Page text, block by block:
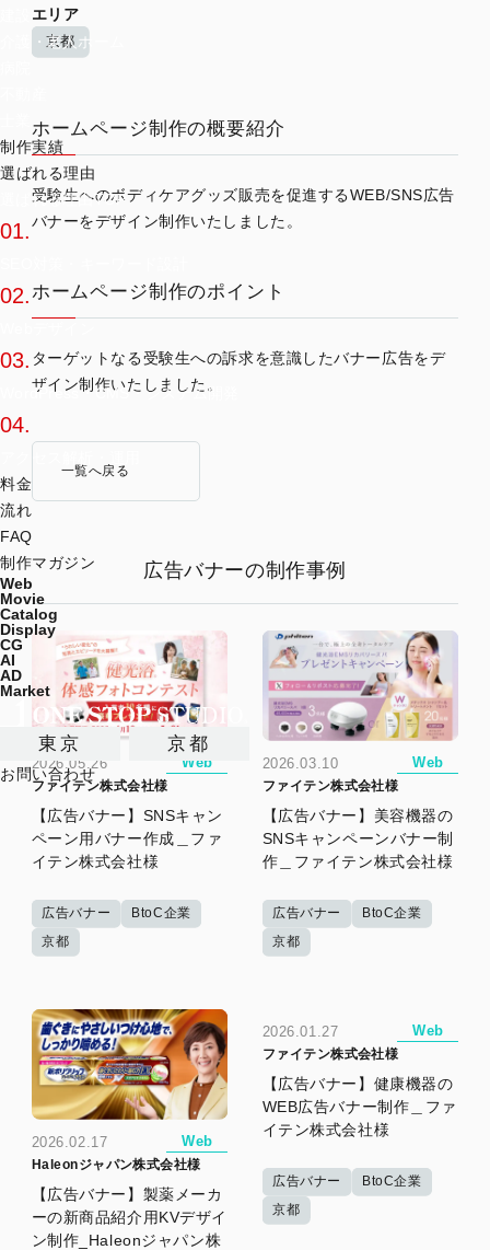
介護・老人ホーム
制作実績
選ばれる理由
選ばれる理由TOP
01.
02.
03.
WordPress・CMS・システム開発
04.
料金
流れ
FAQ
制作マガジン
Web
Movie
Catalog
Display
CG
AI
AD
Market
東京 京都
お問い合わせ
エリア
京都
ホームページ制作の概要紹介
受験生へのボディケアグッズ販売を促進するWEB/SNS広告
バナーをデザイン制作いたしました。
ホームページ制作のポイント
ターゲットなる受験生への訴求を意識したバナー広告をデ
ザイン制作いたしました。
一覧へ戻る
広告バナーの制作事例
2026.05.26 Web
ファイテン株式会社様
【広告バナー】SNSキャン
ペーン用バナー作成＿ファ
イテン株式会社様
広告バナー
BtoC企業
京都
2026.03.10 Web
ファイテン株式会社様
【広告バナー】美容機器の
SNSキャンペーンバナー制
作＿ファイテン株式会社様
広告バナー
BtoC企業
京都
2026.02.17 Web
Haleonジャパン株式会社様
【広告バナー】製薬メーカ
ーの新商品紹介用KVデザイ
ン制作_Haleonジャパン株
2026.01.27 Web
ファイテン株式会社様
【広告バナー】健康機器の
WEB広告バナー制作＿ファ
イテン株式会社様
広告バナー
BtoC企業
京都